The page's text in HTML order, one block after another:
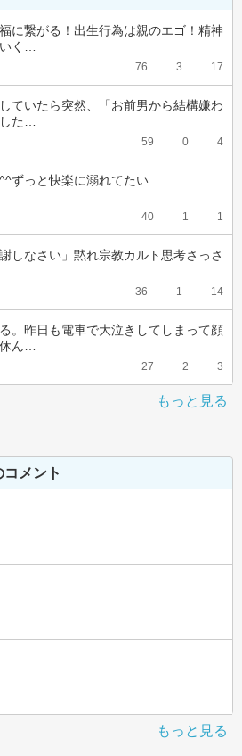
に繋がる！出生行為は親のエゴ！精神
く…
76 3 17
ていたら突然、「お前男から結構嫌わ
た…
59 0 4
ずっと快楽に溺れてたい
40 1 1
しなさい」黙れ宗教カルト思考さっさ
36 1 14
。昨日も電車で大泣きしてしまって顔
ん…
27 2 3
もっと見る
メント
もっと見る